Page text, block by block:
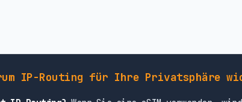
IP-Routing für Ihre Privatsphäre